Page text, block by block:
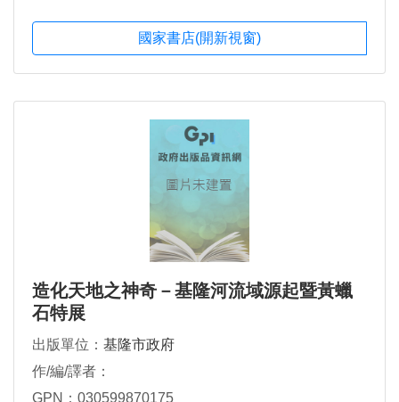
國家書店(開新視窗)
造化天地之神奇－基隆河流域源起暨黃蠟
石特展
出版單位： 基隆市政府
作/編/譯者：
GPN：030599870175